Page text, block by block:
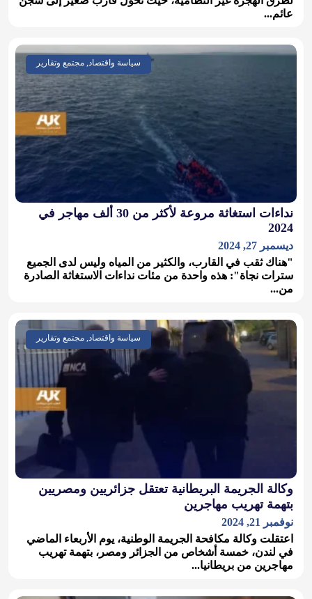
عائم...
سياسة واقتصاد, مجتمع وتقارير
نداءات استغاثة مروعة لأكثر من 30 ألف مهاجر في
2024
ديسمبر 27, 2024
"هناك ثقب في القارب، والكثير من المياه وليس لدى الجميع
سترات نجاة": هذه واحدة من مئات نداءات الاستغاثة الصادرة
من...
سياسة واقتصاد, مجتمع وتقارير
وكالة الجريمة البريطانية تعتقل جزائريين ومصريين
بتهمة تهريب مهاجرين
نوفمبر 21, 2024
اعتقلت وكالة مكافحة الجريمة الوطنية، يوم الأربعاء الماضي
في لندن، خمسة أشخاص من الجزائر ومصر، بتهمة تهريب
مهاجرين من بريطانيا...